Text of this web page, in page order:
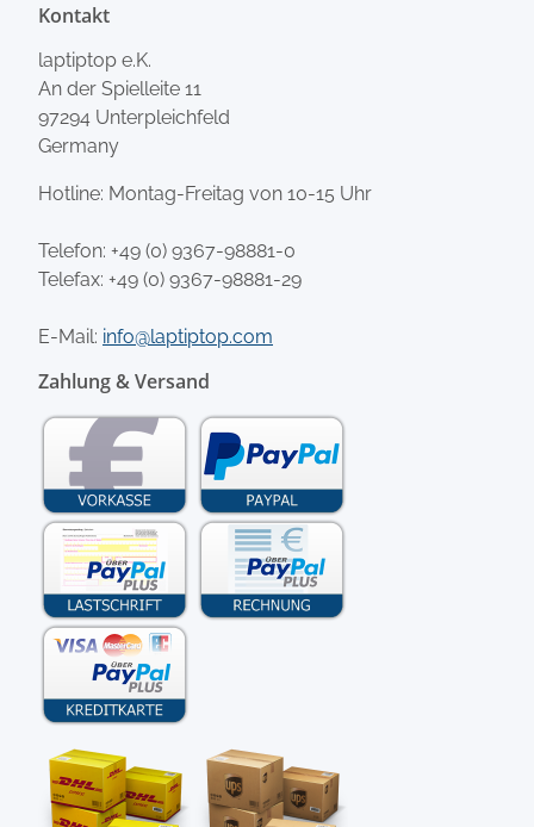
Kontakt
laptiptop e.K.
An der Spielleite 11
97294 Unterpleichfeld
Germany
Hotline: Montag-Freitag von 10-15 Uhr
Telefon: +49 (0) 9367-98881-0
Telefax: +49 (0) 9367-98881-29
E-Mail: info@laptiptop.com
Zahlung & Versand